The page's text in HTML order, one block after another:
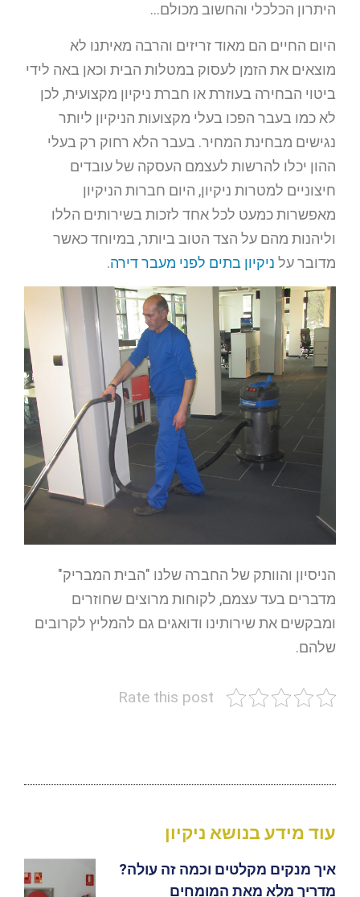
היתרון הכלכלי והחשוב מכולם…
היום החיים הם מאוד זריזים והרבה מאיתנו לא
מוצאים את הזמן לעסוק במטלות הבית וכאן באה לידי
ביטוי הבחירה בעוזרת או חברת ניקיון מקצועית, לכן
לא כמו בעבר הפכו בעלי מקצועות הניקיון ליותר
נגישים מבחינת המחיר. בעבר הלא רחוק רק בעלי
ההון יכלו להרשות לעצמם העסקה של עובדים
חיצוניים למטרות ניקיון, היום חברות הניקיון
מאפשרות כמעט לכל אחד לזכות בשירותים הללו
וליהנות מהם על הצד הטוב ביותר, במיוחד כאשר
מדובר על ניקיון בתים לפני מעבר דירה.
הניסיון והוותק של החברה שלנו "הבית המבריק"
מדברים בעד עצמם, לקוחות מרוצים שחוזרים
ומבקשים את שירותינו ודואגים גם להמליץ לקרובים
שלהם.
Rate this post
עוד מידע בנושא ניקיון
איך מנקים מקלטים וכמה זה עולה?
מדריך מלא מאת המומחים